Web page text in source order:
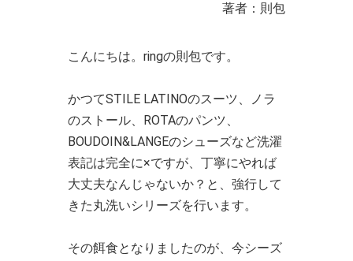
著者：則包
こんにちは。ringの則包です。
かつてSTILE LATINOのスーツ、ノラ
のストール、ROTAのパンツ、
BOUDOIN&LANGEのシューズなど洗濯
表記は完全に×ですが、丁寧にやれば
大丈夫なんじゃないか？と、強行して
きた丸洗いシリーズを行います。
その餌食となりましたのが、今シーズ